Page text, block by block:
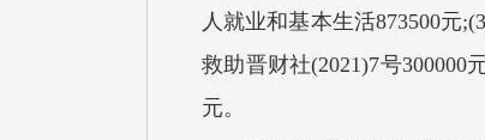
人就业和基本生活873500元
救助晋财社(2021)7号300000
元。